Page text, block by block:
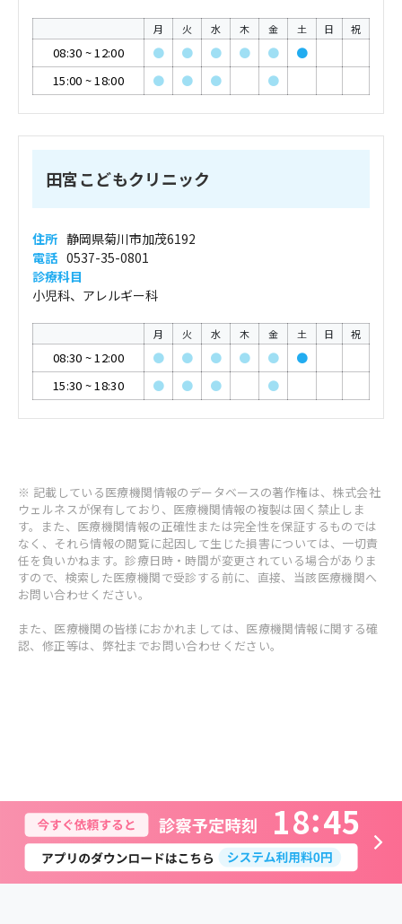
月 火 水 木 金 土 日 祝
08:30 ~12:00 ● ● ● ● ●
●
15:00 ~18:00 ● ● ● ●
田宮こどもクリニック
住所 静岡県菊川市加茂6192
電話 0537-35-0801
診療科目
小児科、アレルギー科
月 火 水 木 金 土 日 祝
08:30 ~12:00 ● ● ● ● ●
●
15:30 ~18:30 ● ● ● ●
※ 記載している医療機関情報のデータベースの著作権は、株式会社
ウェルネスが保有しており、医療機関情報の複製は固く禁止しま
す。また、医療機関情報の正確性または完全性を保証するものでは
なく、それら情報の閲覧に起因して生じた損害については、一切責
任を負いかねます。診療日時・時間が変更されている場合がありま
すので、検索した医療機関で受診する前に、直接、当該医療機関へ
お問い合わせください。
また、医療機関の皆様におかれましては、医療機関情報に関する確
認、修正等は、弊社までお問い合わせください。
18 45